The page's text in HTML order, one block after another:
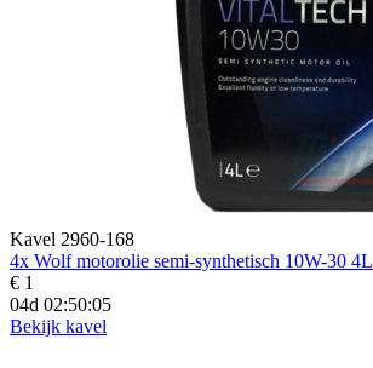
Kavel 2960-168
4x Wolf motorolie semi-synthetisch 10W-30 4L
€ 1
04d 02:50:03
Bekijk kavel